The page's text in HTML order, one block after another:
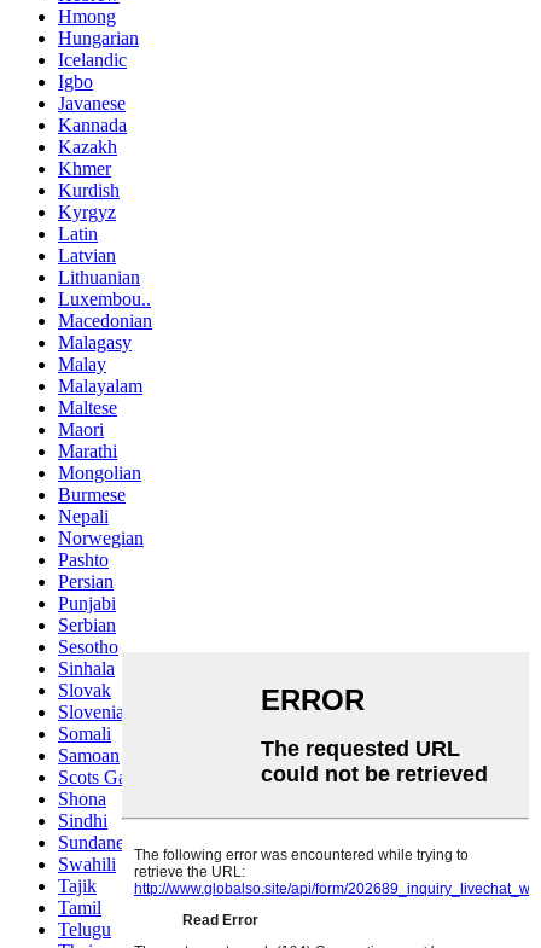
Hmong
Hungarian
Icelandic
Igbo
Javanese
Kannada
Kazakh
Khmer
Kurdish
Kyrgyz
Latin
Latvian
Lithuanian
Luxembou..
Macedonian
Malagasy
Malay
Malayalam
Maltese
Maori
Marathi
Mongolian
Burmese
Nepali
Norwegian
Pashto
Persian
Punjabi
Serbian
Sesotho
Sinhala
Slovak
Slovenian
Somali
Samoan
Scots Gaelic
Shona
Sindhi
Sundanese
Swahili
Tajik
Tamil
Telugu